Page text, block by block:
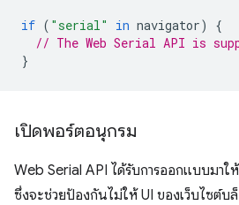
if ( "serial" in navigator)
{
// The Web Serial API is
}
เปิดพอร์ตอนุกรม
Web Serial API ได้รับการออกแบบมา
ซึ่งจะช่วยป้องกันไม่ให้ UI ของเว็บไซต์บ